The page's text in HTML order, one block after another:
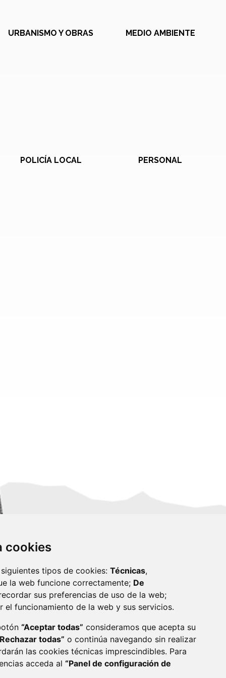
cookies
tipos de cookies: Técnicas,
la web funcione correctamente; De
sus preferencias de uso de la web;
el funcionamiento de la web y sus servicios.
“Aceptar todas” consideramos que acepta su
todas” o continúa navegando sin realizar
las cookies técnicas imprescindibles. Para
acceda al “Panel de configuración de
URBANISMO Y OBRAS MEDIO AMBIENTE
POLICÍA LOCAL PERSONAL
monzon.es
DE COOKIES
ACCESIBILIDAD